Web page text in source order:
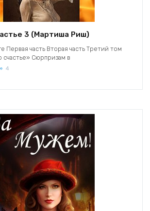
3 (Мартиша Риш)
Первая часть Вторая часть Третий том
счастье» Сюрпризам в
4